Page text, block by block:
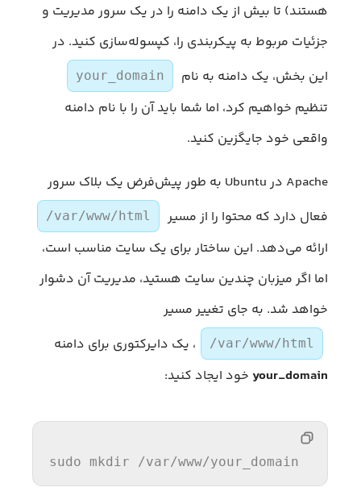
هستند) تا بیش از یک دامنه را در یک سرور مدیریت و
جزئیات مربوط به پیکربندی را، کپسوله‌سازی کنید. در
این بخش، یک دامنه به نام
your_domain
تنظیم خواهیم کرد، اما شما باید آن را با نام دامنه
واقعی خود جایگزین کنید.
Apache در Ubuntu به طور پیش‌فرض یک بلاک سرور
فعال دارد که محتوا را از مسیر
/var/www/html
ارائه می‌دهد. این ساختار برای یک سایت مناسب است،
اما اگر میزبان چندین سایت هستید، مدیریت آن دشوار
خواهد شد. به جای تغییر مسیر
/var/www/html
، یک دایرکتوری برای دامنه
your_domain خود ایجاد کنید:
sudo mkdir /var/www/your_domain